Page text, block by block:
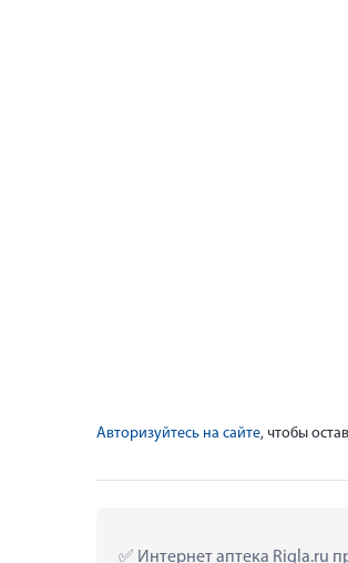
Авторизуйтесь на сайте, чтобы
Интернет аптека Rigla.ru